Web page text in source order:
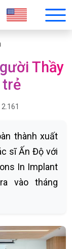
Thầy
trẻ
2.161
thành xuất
sĩ Ấn Độ với
In Implant
vào tháng